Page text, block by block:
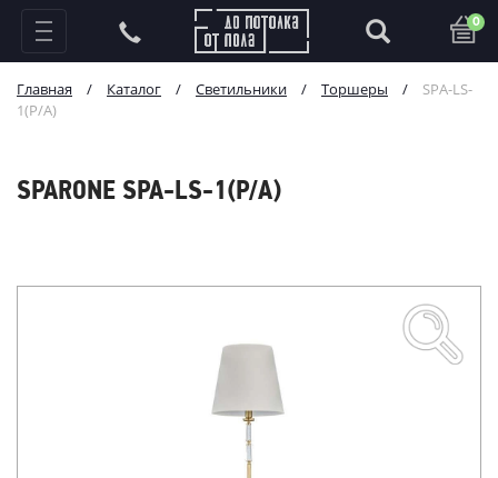
0
Главная / Каталог / Светильники / Торшеры /
SPA-LS-
1(P/A)
SPARONE SPA-LS-1(P/A)